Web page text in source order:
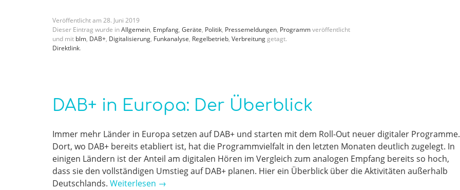
Veröffentlicht am 28. Juni 2019
Dieser Eintrag wurde inAllgemein, Empfang, Geräte, Politik, Pressemeldungen, Programmveröffentlicht
und mit blm, DAB+, Digitalisierung, Funkanalyse, Regelbetrieb, Verbreitung getagt.
Direktlink.
DAB+ in Europa: Der Überblick
Immer mehr Länder in Europa setzen auf DAB+ und starten mit dem Roll-Out neuer digitaler Programme.
Dort, wo DAB+ bereits etabliert ist, hat die Programmvielfalt in den letzten Monaten deutlich zugelegt. In
einigen Ländern ist der Anteil am digitalen Hören im Vergleich zum analogen Empfang bereits so hoch,
dass sie den vollständigen Umstieg auf DAB+ planen. Hier ein Überblick über die Aktivitäten außerhalb
Deutschlands. Weiterlesen →